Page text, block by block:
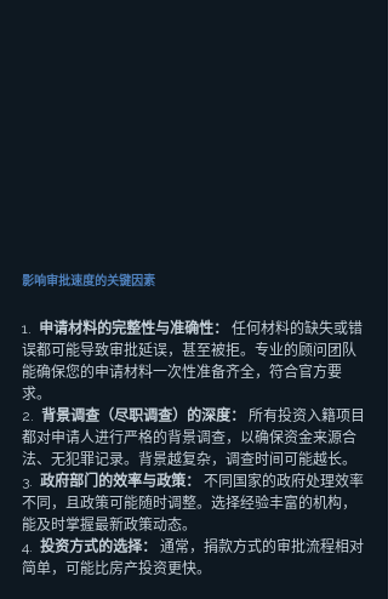
影响审批速度的关键因素
1. 申请材料的完整性与准确性：
任何材料的缺失或错
误都可能导致审批延误，甚至被拒。专业的顾问团队
能确保您的申请材料一次性准备齐全，符合官方要
求。
2. 背景调查（尽职调查）的深度：
所有投资入籍项目
都对申请人进行严格的背景调查，以确保资金来源合
法、无犯罪记录。背景越复杂，调查时间可能越长。
3. 政府部门的效率与政策：
不同国家的政府处理效率
不同，且政策可能随时调整。选择经验丰富的机构，
能及时掌握最新政策动态。
4. 投资方式的选择：
通常，捐款方式的审批流程相对
简单，可能比房产投资更快。